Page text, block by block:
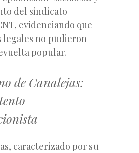
del sindicato
evidenciando que
legales no pudieron
popular.
de Canalejas:
caracterizado por su